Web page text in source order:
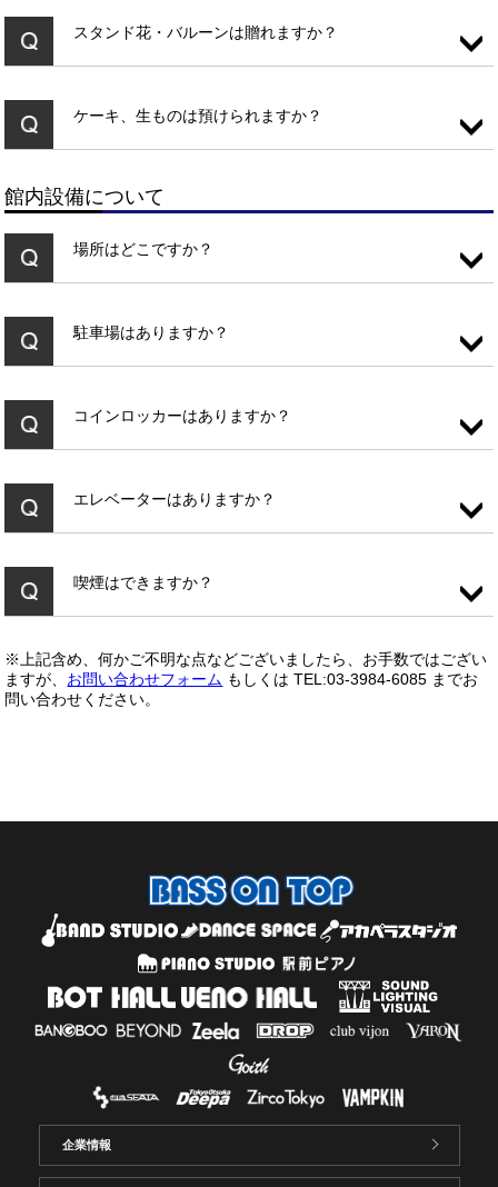
スタンド花・バルーンは贈れますか？
ケーキ、生ものは預けられますか？
館内設備について
場所はどこですか？
駐車場はありますか？
コインロッカーはありますか？
エレベーターはありますか？
喫煙はできますか？
※上記含め、何かご不明な点などございましたら、お手数ではござい
ますが、 お問い合わせフォーム もしくは TEL:03-3984-6085 までお
問い合わせください。
企業情報